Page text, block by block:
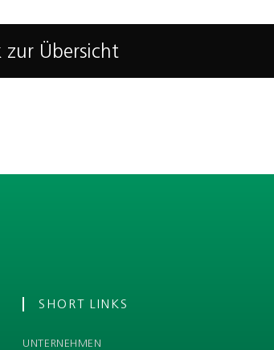
zur Übersicht
SHORT LINKS
UNTERNEHMEN